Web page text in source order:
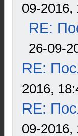
09-2016,
RE:
26-09-
RE:
2016,
RE:
09-2016,